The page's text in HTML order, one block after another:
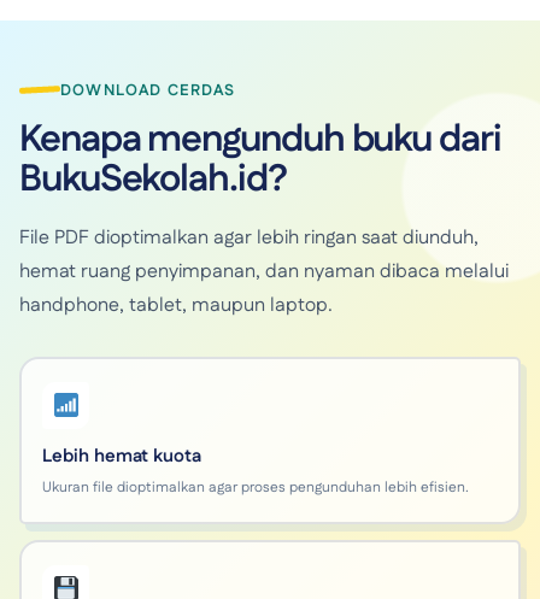
DOWNLOAD CERDAS
Kenapa mengunduh buku dari
BukuSekolah.id?
File PDF dioptimalkan agar lebih ringan saat diunduh,
hemat ruang penyimpanan, dan nyaman dibaca melalui
handphone, tablet, maupun laptop.
Lebih hemat kuota
Ukuran file dioptimalkan agar proses pengunduhan lebih efisien.